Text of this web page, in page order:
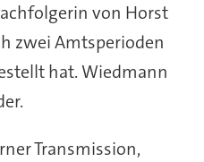
von Horst
zwei Amtsperioden
hat. Wiedmann
Transmission,